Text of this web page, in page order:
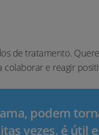
de tratamento.
colaborar e reagir
podem
vezes, é útil